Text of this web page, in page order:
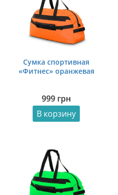
Сумка спортивная
«Фитнес» оранжевая
999 грн
В корзину